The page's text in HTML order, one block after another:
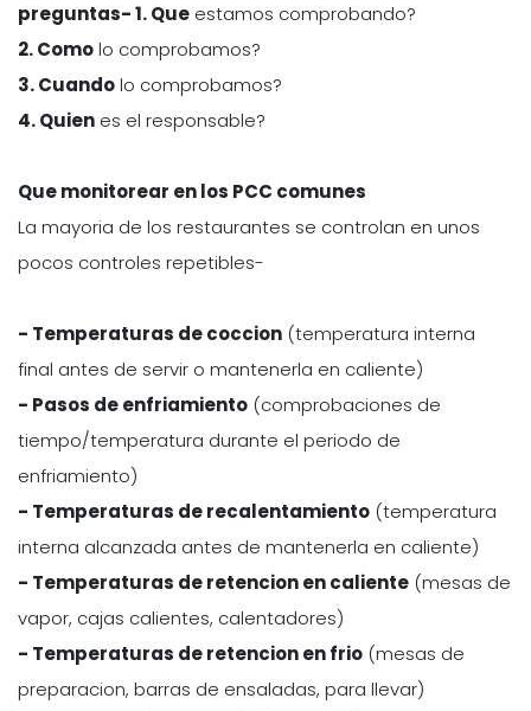
preguntas- 1. Que estamos comprobando?
2. Comolo comprobamos?
3. Cuandolo comprobamos?
4. Quien es el responsable?
Que monitorear en los PCC comunes
La mayoria de los restaurantes se controlan en unos
pocos controles repetibles-
- Temperaturas de coccion (temperatura interna
final antes de servir o mantenerla en caliente)
- Pasos de enfriamiento (comprobaciones de
tiempo/temperatura durante el periodo de
enfriamiento)
- Temperaturas de recalentamiento (temperatura
interna alcanzada antes de mantenerla en caliente)
- Temperaturas de retencion en caliente (mesas de
vapor, cajas calientes, calentadores)
- Temperaturas de retencion en frio (mesas de
preparacion, barras de ensaladas, para llevar)